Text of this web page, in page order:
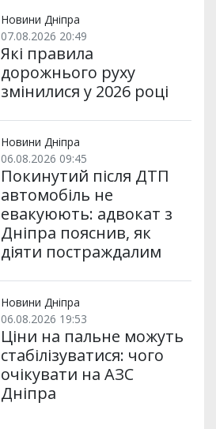
m p
Новини Дніпра
07.08.2026 20:49
Які правила
дорожнього руху
змінилися у 2026 році
Новини Дніпра
06.08.2026 09:45
Покинутий після ДТП
автомобіль не
евакуюють: адвокат з
Дніпра пояснив, як
діяти постраждалим
Новини Дніпра
06.08.2026 19:53
Ціни на пальне можуть
стабілізуватися: чого
очікувати на АЗС
Дніпра